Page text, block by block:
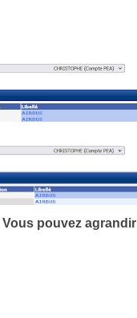
Vous pouvez agrandir